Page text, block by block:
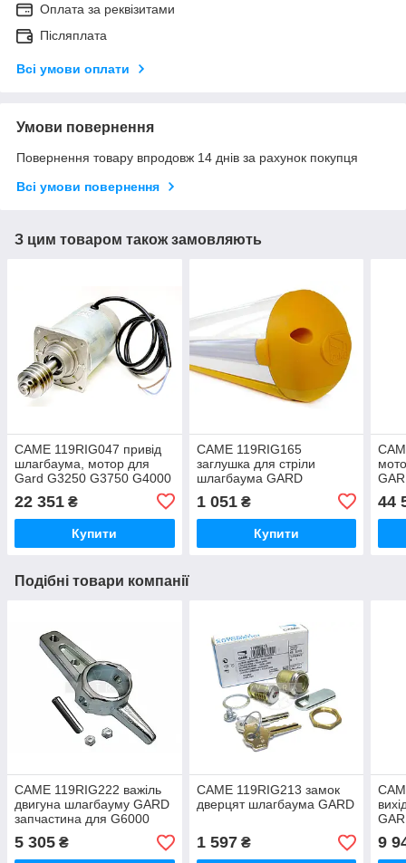
Оплата за реквізитами
Післяплата
Всі умови оплати
Умови повернення
Повернення товару впродовж 14 днів за рахунок покупця
Всі умови повернення
З цим товаром також замовляють
CAME 119RIG047 привід
шлагбаума, мотор для
Gard G3250 G3750 G4000
G2080
22 351 ₴
Купити
CAME 119RIG165
заглушка для стріли
шлагбаума GARD
1 051₴
Купити
44
Подібні товари компанії
CAME 119RIG222 важіль
двигуна шлагбауму GARD
запчастина для G6000
5 305 ₴
CAME 119RIG213 замок
дверцят шлагбаума GARD
1 597₴ 9